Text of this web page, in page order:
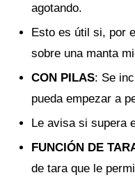
agotando.
Esto es útil si, por
sobre una manta
CON PILAS: Se
pueda empezar a
Le avisa si supera
FUNCIÓN DE
de tara que le